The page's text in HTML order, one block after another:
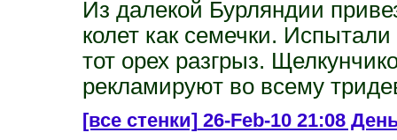
Из далекой Бурляндии
колет как семечки.
тот орех разгрыз.
рекламируют во всему
[все стенки]26-Feb-10 21:08